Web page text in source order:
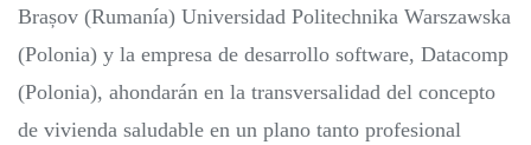
Brașov (Rumanía) Universidad Politechnika Warszawska
(Polonia) y la empresa de desarrollo software, Datacomp
(Polonia), ahondarán en la transversalidad del concepto
de vivienda saludable en un plano tanto profesional